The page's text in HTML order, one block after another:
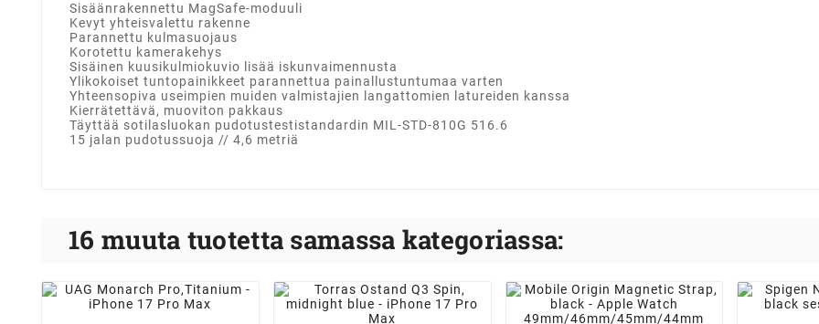
Sisäänrakennettu MagSafe-moduuli
Kevyt yhteisvalettu rakenne
Parannettu kulmasuojaus
Korotettu kamerakehys
Sisäinen kuusikulmiokuvio lisää iskunvaimennusta
Ylikokoiset tuntopainikkeet parannettua painallustuntumaa varten
Yhteensopiva useimpien muiden valmistajien langattomien latureiden kanssa
Kierrätettävä, muoviton pakkaus
Täyttää sotilasluokan pudotustestistandardin MIL-STD-810G 516.6
15 jalan pudotussuoja // 4,6 metriä
16 muuta tuotetta samassa kategoriassa: